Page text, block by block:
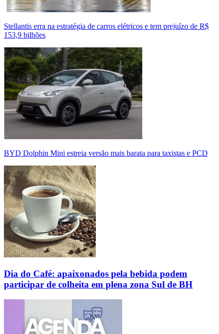
Stellantis erra na estratégia de carros elétricos e tem prejuízo de R$
153,9 bilhões
BYD Dolphin Mini estreia versão mais barata para taxistas e PCD
Dia do Café: apaixonados pela bebida podem
participar de colheita em plena zona Sul de BH